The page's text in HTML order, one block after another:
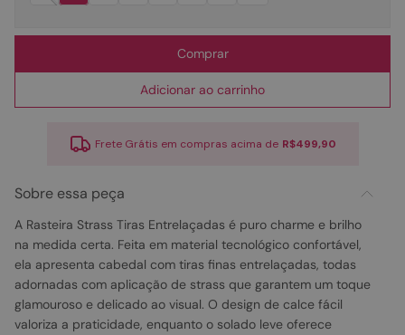
Comprar
Adicionar ao carrinho
Frete Grátis em compras acima de R$499,90
Sobre essa peça
A Rasteira Strass Tiras Entrelaçadas é puro charme e brilho
na medida certa. Feita em material tecnológico confortável,
ela apresenta cabedal com tiras finas entrelaçadas, todas
adornadas com aplicação de strass que garantem um toque
glamouroso e delicado ao visual. O design de calce fácil
valoriza a praticidade, enquanto o solado leve oferece